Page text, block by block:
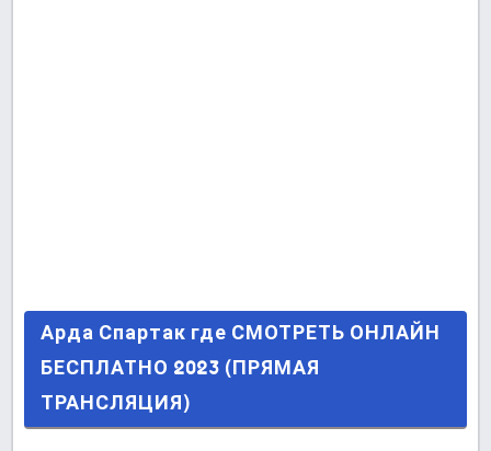
Арда Спартак где СМОТРЕТЬ ОНЛАЙН
БЕСПЛАТНО 2023 (ПРЯМАЯ ТРАНСЛЯЦИЯ)
Арда Спартак где СМОТРЕТЬ ОНЛАЙН
БЕСПЛАТНО 2023 (ПРЯМАЯ
ТРАНСЛЯЦИЯ)